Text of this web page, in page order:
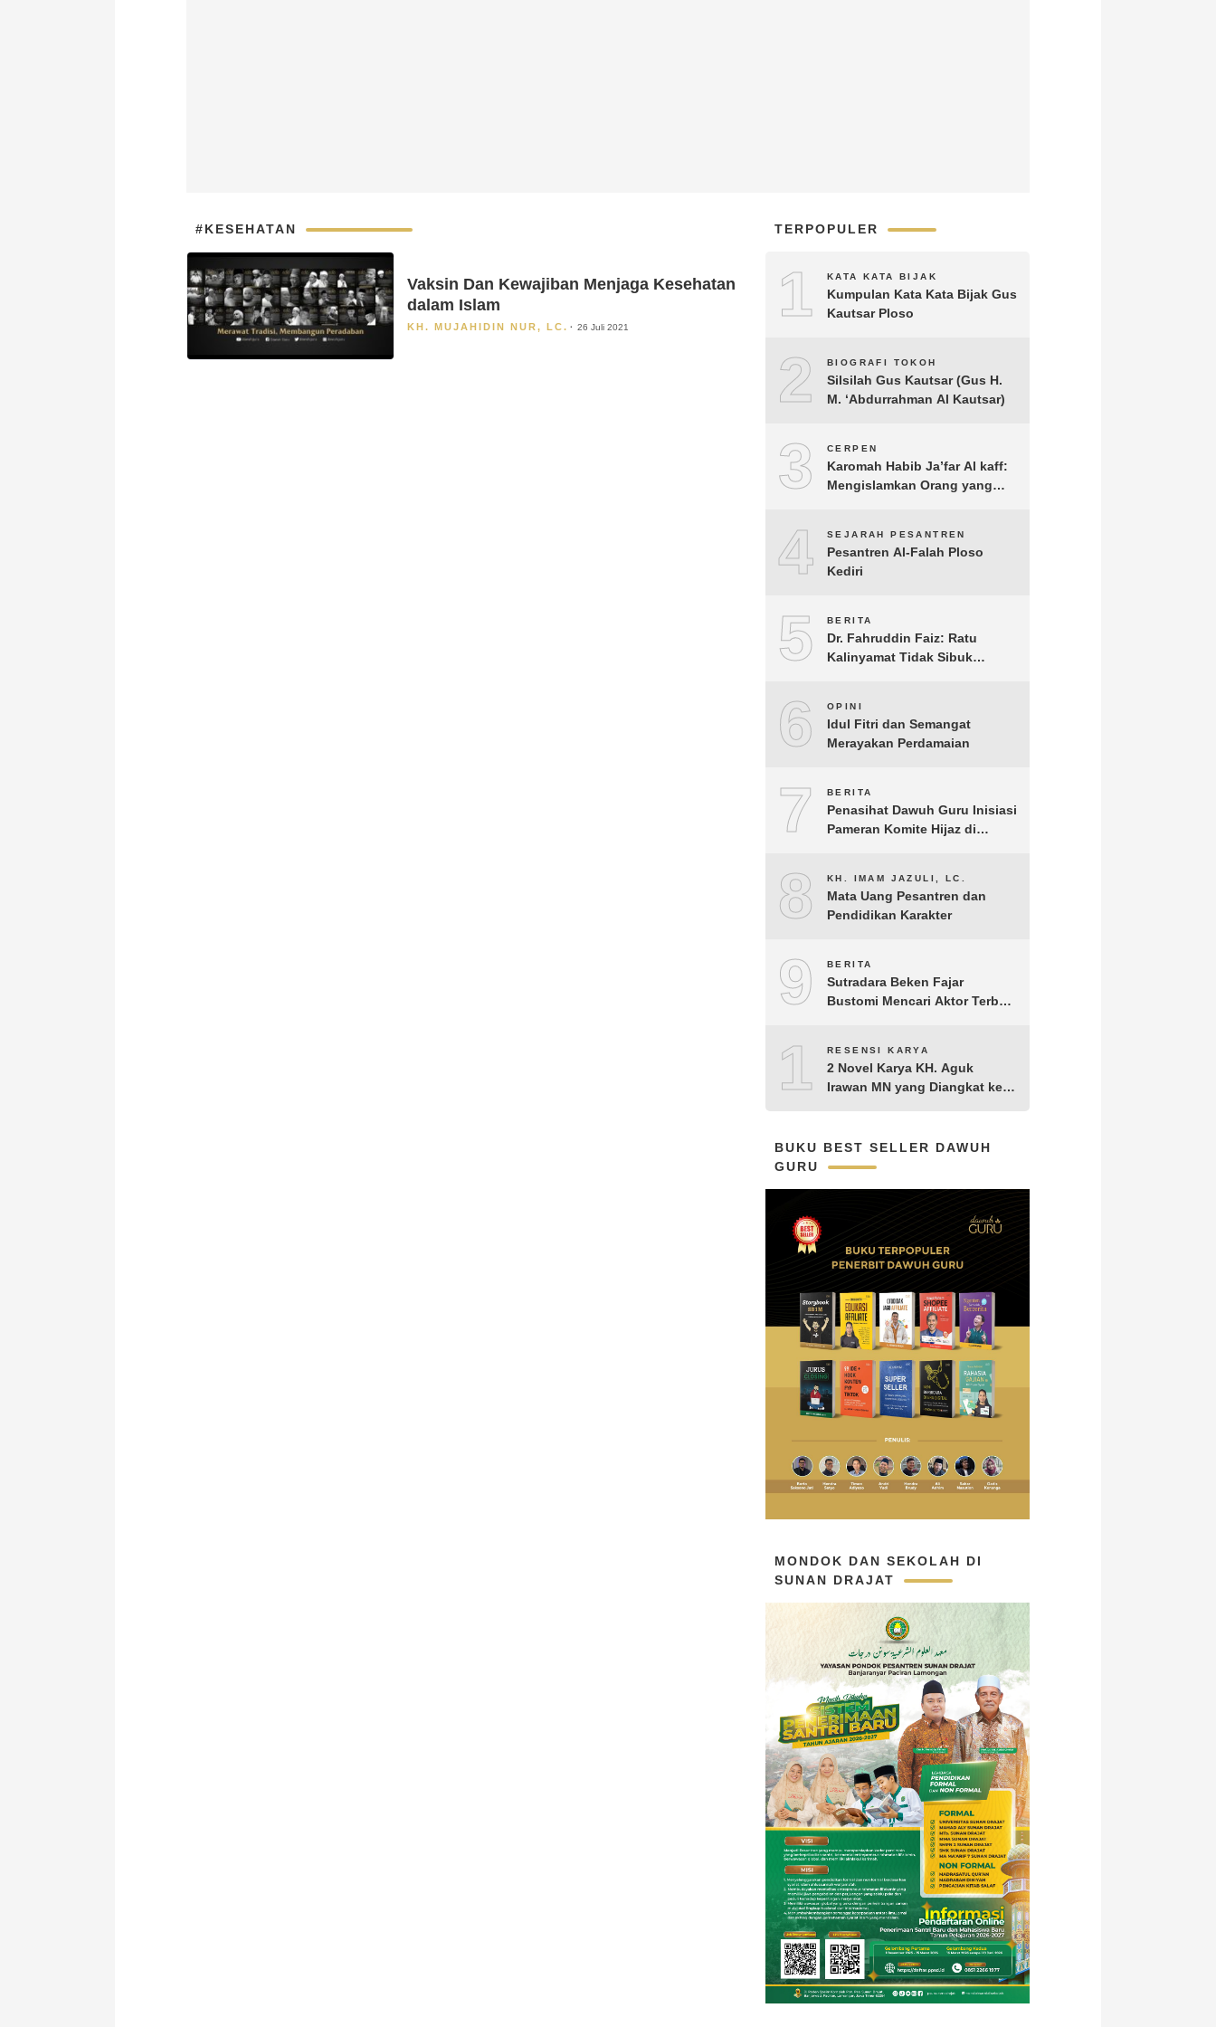
#KESEHATAN
Vaksin Dan Kewajiban Menjaga Kesehatan
dalam Islam
KH. MUJAHIDIN NUR, LC. 26 Juli 2021
TERPOPULER
1 KATA KATA BIJAK
Kumpulan Kata Kata Bijak Gus
Kautsar Ploso
2 BIOGRAFI TOKOH
Silsilah Gus Kautsar (Gus H.
M. ‘Abdurrahman Al Kautsar)
3 CERPEN
Karomah Habib Ja’far Al kaff:
Mengislamkan Orang yang
4 SEJARAH PESANTREN
Pesantren Al-Falah Ploso
Kediri
5 BERITA
Dr. Fahruddin Faiz: Ratu
Kalinyamat Tidak Sibuk
Perekonomian Rakyatnya
6 OPINI
Idul Fitri dan Semangat
Merayakan Perdamaian
7 BERITA
Penasihat Dawuh Guru Inisiasi
Pameran Komite Hijaz di
8 KH. IMAM JAZULI, LC.
Mata Uang Pesantren dan
Pendidikan Karakter
9 BERITA
Sutradara Beken Fajar
Bustomi Mencari Aktor Terbaik
KH. Hasyim Asy’ari karya KH.
Aguk Irawan MN
10RESENSI KARYA
2 Novel Karya KH. Aguk
Irawan MN yang Diangkat ke
BUKU BEST SELLER DAWUH
GURU
MONDOK DAN SEKOLAH DI
SUNAN DRAJAT